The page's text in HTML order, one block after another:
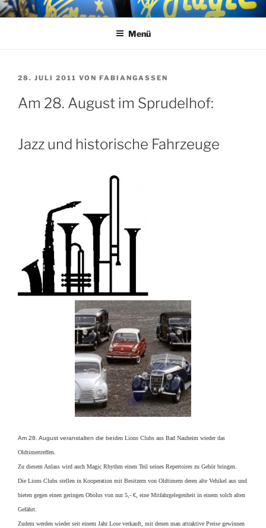
Zum
InhaltMAGIC RHYTHM
Big Band
Menü
VERÖFFENTLICHT
28. JULI 2011 VON FABIANGASSEN
Am 28. August im Sprudelhof:
Jazz und historische Fahrzeuge
Am 28. August veranstalten die beiden Lions Clubs aus Bad Nauheim wieder das
Oldtimertreffen.
Zu diesem Anlass wird auch Magic Rhythm einen Teil seines Repertoires zu Gehör bringen.
Die Lions Clubs stellen in Kooperation mit Besitzern von Oldtimern deren alte Vehikel aus und
bieten gegen einen geringen Obolus von nur 5,- €, eine Mitfahrgelegenheit in einem solch alten
Gefährt.
Zudem werden wieder seit einem Jahr Lose verkauft, mit denen man attraktive Preise gewinnen